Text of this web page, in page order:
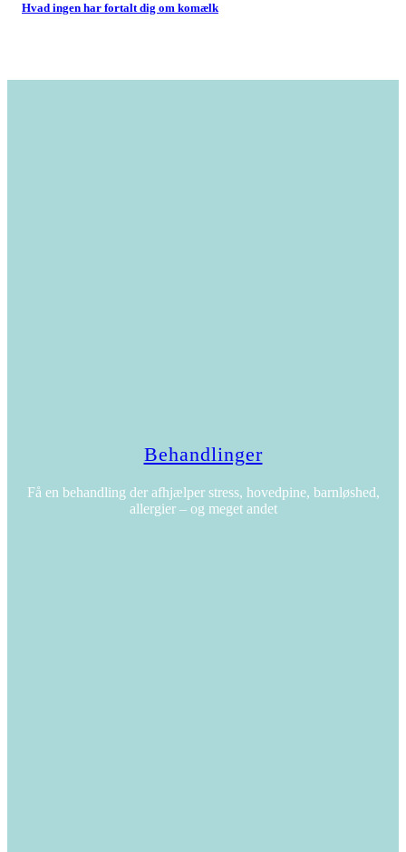
Hvad ingen har fortalt dig om komælk
Behandlinger
Få en behandling der afhjælper stress, hovedpine, barnløshed,
allergier – og meget andet